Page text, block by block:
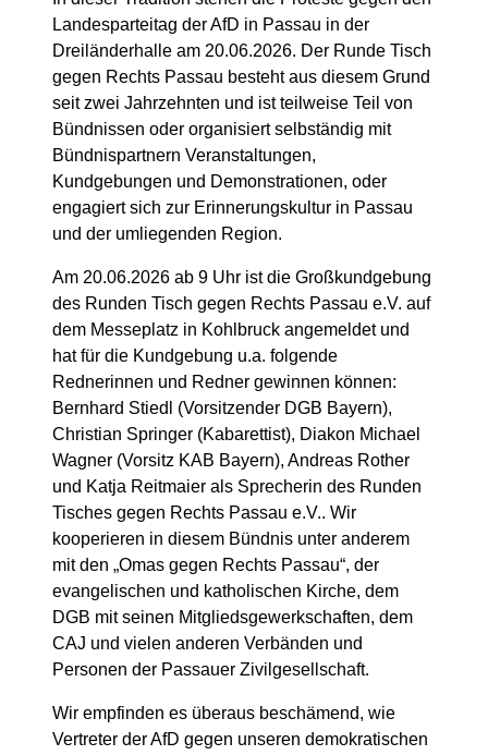
Landesparteitag der AfD in Passau in der
Dreiländerhalle am 20.06.2026. Der Runde Tisch
gegen Rechts Passau besteht aus diesem Grund
seit zwei Jahrzehnten und ist teilweise Teil von
Bündnissen oder organisiert selbständig mit
Bündnispartnern Veranstaltungen,
Kundgebungen und Demonstrationen, oder
engagiert sich zur Erinnerungskultur in Passau
und der umliegenden Region.
Am 20.06.2026 ab 9 Uhr ist die Großkundgebung
des Runden Tisch gegen Rechts Passau e.V. auf
dem Messeplatz in Kohlbruck angemeldet und
hat für die Kundgebung u.a. folgende
Rednerinnen und Redner gewinnen können:
Bernhard Stiedl (Vorsitzender DGB Bayern),
Christian Springer (Kabarettist), Diakon Michael
Wagner (Vorsitz KAB Bayern), Andreas Rother
und Katja Reitmaier als Sprecherin des Runden
Tisches gegen Rechts Passau e.V.. Wir
kooperieren in diesem Bündnis unter anderem
mit den „Omas gegen Rechts Passau“, der
evangelischen und katholischen Kirche, dem
DGB mit seinen Mitgliedsgewerkschaften, dem
CAJ und vielen anderen Verbänden und
Personen der Passauer Zivilgesellschaft.
Wir empfinden es überaus beschämend, wie
Vertreter der AfD gegen unseren demokratischen